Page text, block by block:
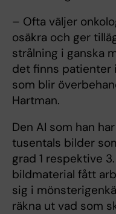
– Ofta väljer
osäkra och ger
strålning i ganska
det finns patienter
som blir
Hartman.
Den AI som han
tusentals bilder
grad 1 respektive
bildmaterial fått
sig i
räkna ut vad som